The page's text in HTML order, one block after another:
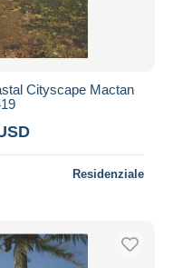
Cityscape Mactan
Residenziale